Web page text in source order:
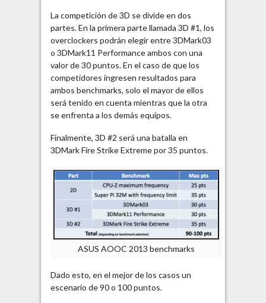
La competición de 3D se divide en dos
partes. En la primera parte llamada 3D #1, los
overclockers podrán elegir entre 3DMark03
o 3DMark11 Performance ambos con una
valor de 30 puntos. En el caso de que los
competidores ingresen resultados para
ambos benchmarks, solo el mayor de ellos
será tenido en cuenta mientras que la otra
se enfrenta a los demás equipos.
Finalmente, 3D #2 será una batalla en
3DMark Fire Strike Extreme por 35 puntos.
ASUS AOOC 2013 benchmarks
Dado esto, en el mejor de los casos un
escenario de 90 o 100 puntos.